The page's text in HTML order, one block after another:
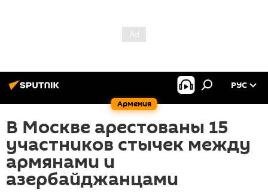
Армения
РУС
В Москве арестованы 15
участников стычек между
армянами и
азербайджанцами